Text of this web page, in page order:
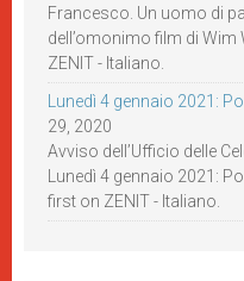
Francesco. Un uomo di
dell’omonimo film di Wim
ZENIT - Italiano.
Lunedì 4 gennaio 2021:
29, 2020
Avviso dell’Ufficio delle
Lunedì 4 gennaio 2021:
first on ZENIT - Italiano.